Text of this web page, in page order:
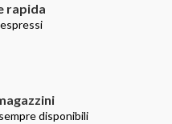
rapida
disponibili